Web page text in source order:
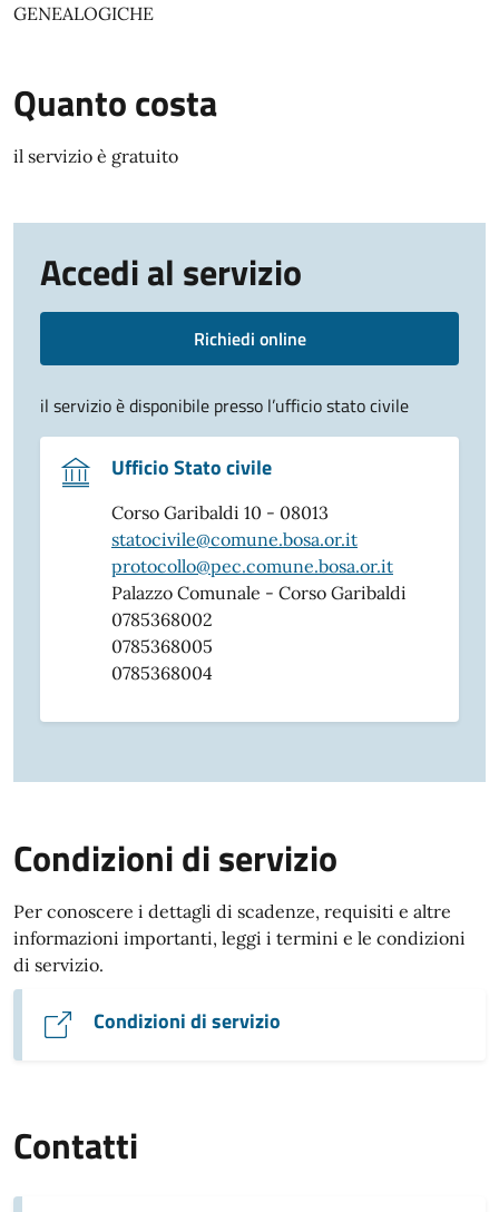
GENEALOGICHE
Quanto costa
il servizio è gratuito
Accedi al servizio
Richiedi online
il servizio è disponibile presso l’ufficio stato civile
Ufficio Stato civile
Corso Garibaldi 10 - 08013
statocivile@comune.bosa.or.it
protocollo@pec.comune.bosa.or.it
Palazzo Comunale - Corso Garibaldi
0785368002
0785368005
0785368004
Condizioni di servizio
Per conoscere i dettagli di scadenze, requisiti e altre
informazioni importanti, leggi i termini e le condizioni
di servizio.
Condizioni di servizio
Contatti